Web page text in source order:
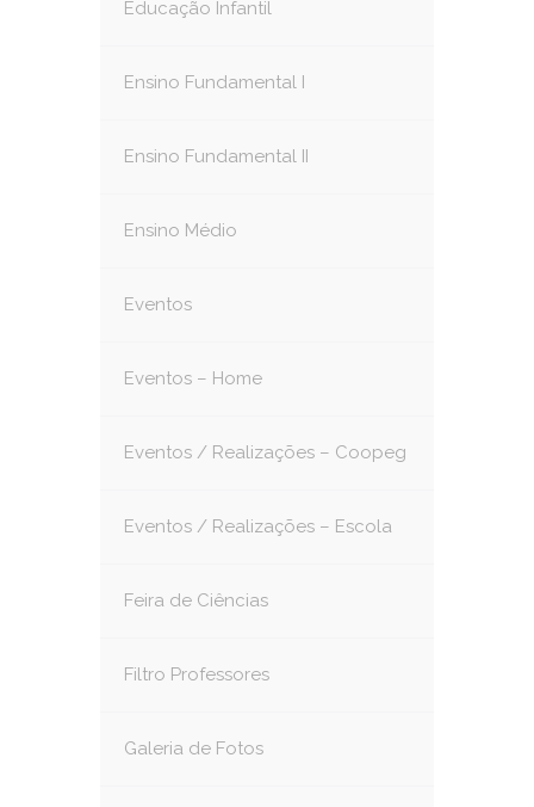
Educação Infantil
Ensino Fundamental I
Ensino Fundamental II
Ensino Médio
Eventos
Eventos – Home
Eventos / Realizações – Coopeg
Eventos / Realizações – Escola
Feira de Ciências
Filtro Professores
Galeria de Fotos